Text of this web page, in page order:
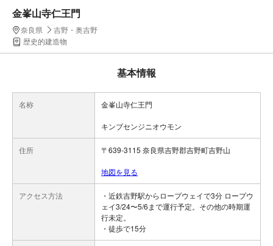
金峯山寺仁王門
奈良県
吉野・奥吉野
歴史的建造物
基本情報
名称 金峯山寺仁王門
キンブセンジニオウモン
住所 〒639-3115 奈良県吉野郡吉野町吉野山
地図を見る
アクセス方法
・近鉄吉野駅からロープウェイで3分 ロープウ
ェイ3/24〜5/6まで運行予定。その他の時期運
行未定。
・徒歩で15分